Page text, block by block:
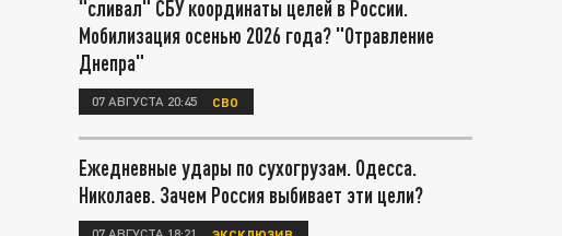
"сливал" СБУ координаты целей в России.
Мобилизация осенью 2026 года? "Отравление
Днепра"
07 АВГУСТА 20:45 СВО
Ежедневные удары по сухогрузам. Одесса.
Николаев. Зачем Россия выбивает эти цели?